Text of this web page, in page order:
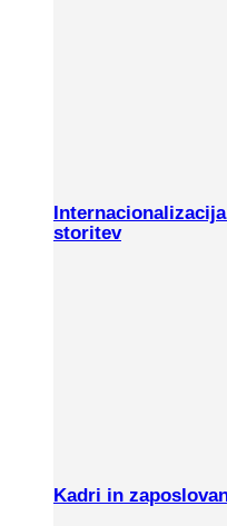
storitev
Kadri in